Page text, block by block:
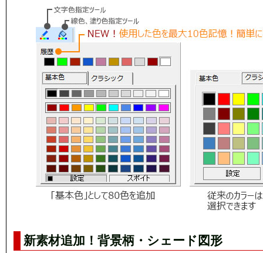
新素材追加！背景柄・シェード図形